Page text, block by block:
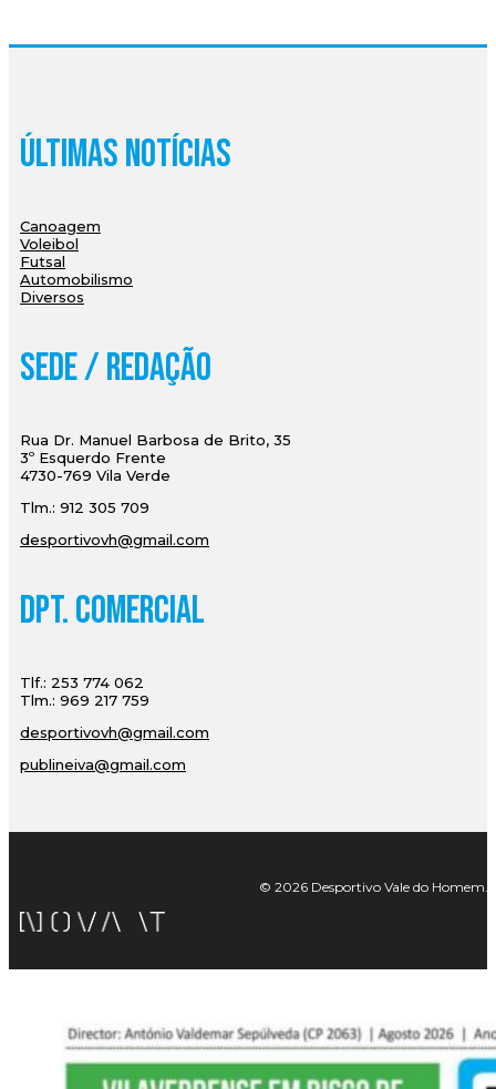
Últimas Notícias
Canoagem
Voleibol
Futsal
Automobilismo
Diversos
Sede / Redação
Rua Dr. Manuel Barbosa de Brito, 35
3º Esquerdo Frente
4730-769 Vila Verde
Tlm.: 912 305 709
desportivovh@gmail.com
Dpt. Comercial
Tlf.: 253 774 062
Tlm.: 969 217 759
desportivovh@gmail.com
publineiva@gmail.com
© 2026 Desportivo Vale do Homem.